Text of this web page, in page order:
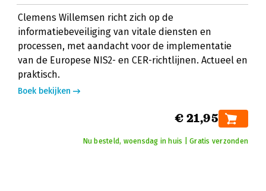
Clemens Willemsen richt zich op de
informatiebeveiliging van vitale diensten en
processen, met aandacht voor de implementatie
van de Europese NIS2- en CER-richtlijnen. Actueel en
praktisch.
Boek bekijken
€ 21,95
Nu besteld, woensdag in huis | Gratis verzonden